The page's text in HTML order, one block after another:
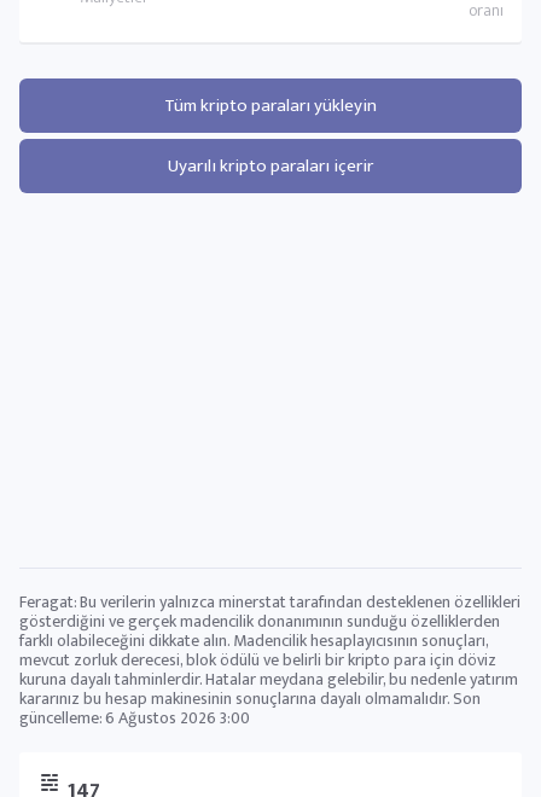
Tüm kripto paraları yükleyin
Uyarılı kripto paraları içerir
Feragat: Bu verilerin yalnızca minerstat tarafından desteklenen özellikleri
gösterdiğini ve gerçek madencilik donanımının sunduğu özelliklerden
farklı olabileceğini dikkate alın. Madencilik hesaplayıcısının sonuçları,
mevcut zorluk derecesi, blok ödülü ve belirli bir kripto para için döviz
kuruna dayalı tahminlerdir. Hatalar meydana gelebilir, bu nedenle yatırım
kararınız bu hesap makinesinin sonuçlarına dayalı olmamalıdır. Son
güncelleme:6 Ağustos 2026 3:00